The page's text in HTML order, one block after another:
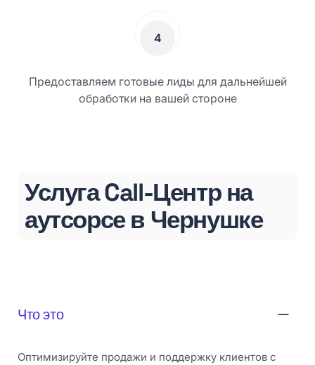
4
Предоставляем готовые лиды для дальнейшей
обработки на вашей стороне
Услуга Call-Центр на
аутсорсе в Чернушке
Что это
Оптимизируйте продажи и поддержку клиентов с